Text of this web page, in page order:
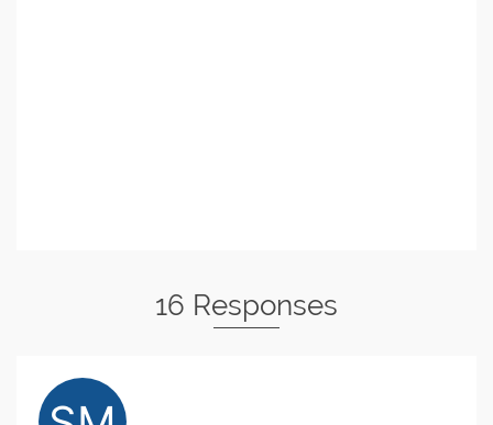
16 Responses